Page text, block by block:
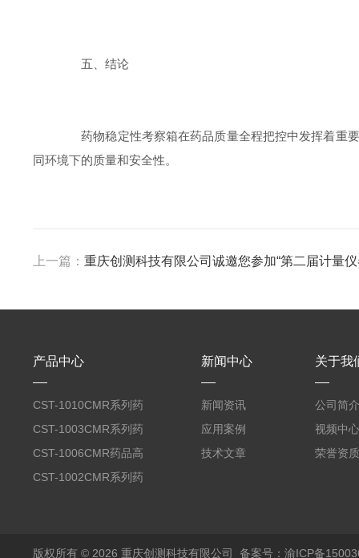
五、结论
药物稳定性考察箱在药品质量全程把控中发挥着重要
同环境下的质量和安全性。
上一篇： 重庆创测科技有限公司诚邀您参加“第二届计量
产品中心
CST-1010CMR系列药
品高温试验箱
CST-1003CMR系列药
品高温试验箱
CST-1006CMR药品高
温试验箱
CST-1002CMR系列药
新闻中心
新闻资讯
应用案例
技术文章
关于我
公司简介
视频中心
荣誉资质
版权所有 © 2026 重庆创测科技有限公司 备案号：渝ICP备